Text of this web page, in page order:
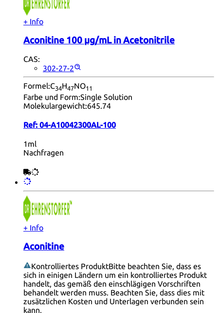
+ Info
Aconitine 100 µg/mL in Acetonitrile
CAS:
302-27-2
Formel:C34H47NO11
Farbe und Form:Single Solution
Molekulargewicht:645.74
Ref: 04-A10042300AL-100
1ml
Nachfragen
+ Info
Aconitine
Kontrolliertes ProduktBitte beachten Sie, dass es
sich in einigen Ländern um ein kontrolliertes Produkt
handelt, das gemäß den einschlägigen Vorschriften
behandelt werden muss. Beachten Sie, dass dies mit
zusätzlichen Kosten und Unterlagen verbunden sein
kann.